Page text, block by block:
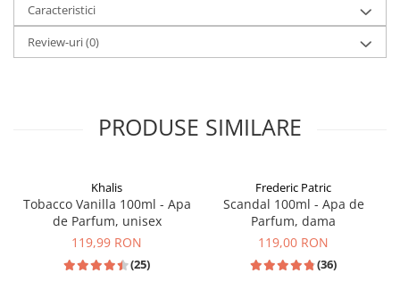
Caracteristici
Review-uri(0)
PRODUSE SIMILARE
Khalis
Tobacco Vanilla 100ml - Apa
de Parfum, unisex
119,99 RON
(25)
Frederic Patric
Scandal 100ml - Apa de
Parfum, dama
119,00 RON
(36)